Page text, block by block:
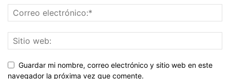
Guardar mi nombre, correo electrónico y sitio web en este
navegador la próxima vez que comente.